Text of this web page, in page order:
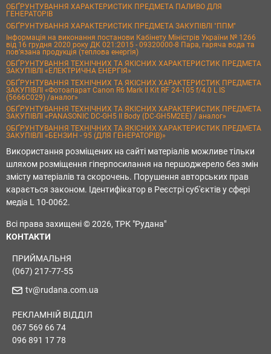
ОБҐРУНТУВАННЯ ХАРАКТЕРИСТИК ПРЕДМЕТА ПАЛИВО ДЛЯ
ГЕНЕРАТОРІВ
ОБҐРУНТУВАННЯ ХАРАКТЕРИСТИК ПРЕДМЕТА ЗАКУПІВЛІ "ППМ"
Інформація на виконання постанови Кабінету Міністрів України № 1266
від 16 грудня 2020 року ДК 021:2015 - 09320000-8 Пара, гаряча вода та
пов’язана продукція (теплова енергія)
ОБҐРУНТУВАННЯ ТЕХНІЧНИХ ТА ЯКІСНИХ ХАРАКТЕРИСТИК ПРЕДМЕТА
ЗАКУПІВЛІ «ЕЛЕКТРИЧНА ЕНЕРГІЯ»
ОБҐРУНТУВАННЯ ТЕХНІЧНИХ ТА ЯКІСНИХ ХАРАКТЕРИСТИК ПРЕДМЕТА
ЗАКУПІВЛІ «Фотоапарат Canon R6 Mark II Kit RF 24-105 f/4.0 L IS
(5666C029) /аналог»
ОБҐРУНТУВАННЯ ТЕХНІЧНИХ ТА ЯКІСНИХ ХАРАКТЕРИСТИК ПРЕДМЕТА
ЗАКУПІВЛІ «PANASONIC DC-GH5 II Body (DC-GH5M2EE) / аналог»
ОБҐРУНТУВАННЯ ТЕХНІЧНИХ ТА ЯКІСНИХ ХАРАКТЕРИСТИК ПРЕДМЕТА
ЗАКУПІВЛІ «БЕНЗИН - 95 (ДЛЯ ГЕНЕРАТОРІВ)»
Використання розміщених на сайті матеріалів можливе тільки
шляхом розміщення гіперпосилання на першоджерело без змін
змісту матеріалів та скорочень. Порушення авторських прав
карається законом. Ідентифікатор в Реєстрі суб'єктів у сфері
медіа L 10-0062.
Всі права захищені © 2026, ТРК "Рудана"
КОНТАКТИ
ПРИЙМАЛЬНЯ
(067) 217-77-55
tv@rudana.com.ua
РЕКЛАМНІЙ ВІДДІЛ
067 569 66 74
096 891 17 78